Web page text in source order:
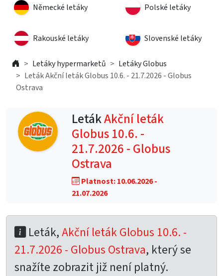
Německé letáky Polské letáky
Rakouské letáky Slovenské letáky
Letáky hypermarketů
Letáky Globus
Leták Akční leták Globus 10.6. - 21.7.2026 - Globus
Ostrava
LetákAkční leták
Globus 10.6. -
21.7.2026 - Globus
Ostrava
Platnost: 10.06.2026 -
21.07.2026
Leták,Akční leták Globus 10.6. -
21.7.2026 - Globus Ostrava, který se
snažíte zobrazit již není platný.